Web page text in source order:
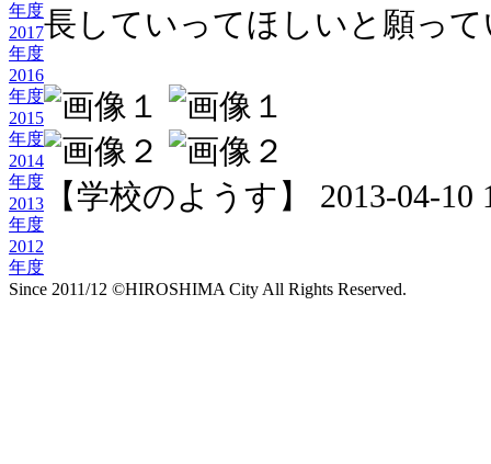
年度
2017
年度
2016
年度
2015
年度
2014
年度
2013
年度
2012
年度
長していってほしいと願っ
【学校のようす】 2013-04-10
Since 2011/12 ©HIROSHIMA City All Rights Reserved.